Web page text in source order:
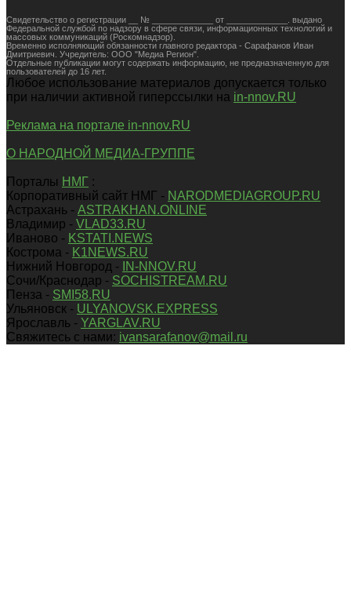
Свидетельство о регистрации __ № _____________ от _____________. выдано
Федеральной службой по надзору в сфере связи, информационных технологий и
массовых коммуникаций (Роскомнадзор).
Временно исполняющий обязанности главного редактора - Сарафанов Иван
Дмитриевич. Учредитель: ООО "Медиа Регион".
Отдельные публикации могут содержать информацию, не предназначенную для
пользователей до 16 лет.
Любое использование материалов допускается только
при наличии активной гиперссылки на in-nnov.RU
Реклама на портале in-nnov.RU
О НАРОДНОЙ МЕДИА-ГРУППЕ
Порталы НМГ :
Корпоративный сайт НМГ - NARODMEDIAGROUP.RU
Астрахань - ASTRAKHAN.ONLINE
Владимир - VLAD33.RU
Иваново - KSTATI.NEWS
Кострома - K1NEWS.RU
Нижний Новгород -
IN-NNOV.RU
Сочи/Краснодар - SOCHISTREAM.RU
Пенза - SMI58.RU
Ульяновск - ULYANOVSK.EXPRESS
Ярославль - YARGLAV.RU
Свяжитесь с нами: ivansarafanov@mail.ru